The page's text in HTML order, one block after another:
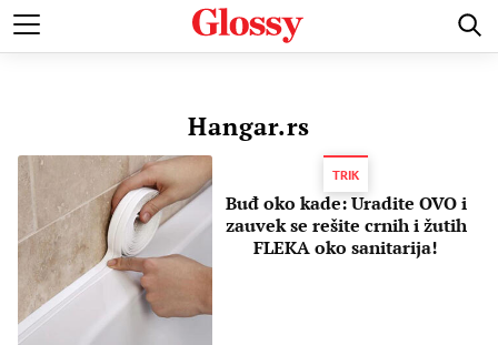
POZNATI MODA I LEPOTA ZDRAVI I SREĆNI LJUBAV
Hangar.rs
TRIK
Buđ oko kade: Uradite OVO i
zauvek se rešite crnih i žutih
FLEKA oko sanitarija!